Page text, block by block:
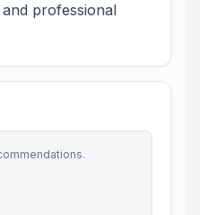
professional